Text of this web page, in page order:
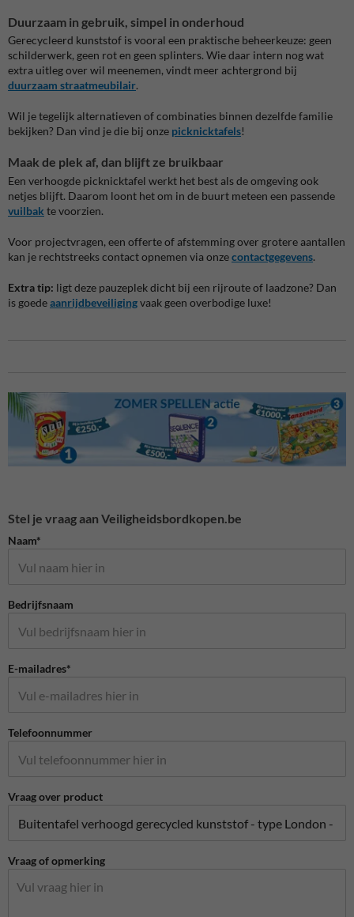
Duurzaam in gebruik, simpel in onderhoud
Gerecycleerd kunststof is vooral een praktische beheerkeuze: geen
schilderwerk, geen rot en geen splinters. Wie daar intern nog wat
extra uitleg over wil meenemen, vindt meer achtergrond bij
duurzaam straatmeubilair.
Wil je tegelijk alternatieven of combinaties binnen dezelfde familie
bekijken? Dan vind je die bij onze picknicktafels!
Maak de plek af, dan blijft ze bruikbaar
Een verhoogde picknicktafel werkt het best als de omgeving ook
netjes blijft. Daarom loont het om in de buurt meteen een passende
vuilbak te voorzien.
Voor projectvragen, een offerte of afstemming over grotere aantallen
kan je rechtstreeks contact opnemen via onzecontactgegevens.
Extra tip: ligt deze pauzeplek dicht bij een rijroute of laadzone? Dan
is goedeaanrijdbeveiligingvaak geen overbodige luxe!
Stel je vraag aan Veiligheidsbordkopen.be
Naam*
Bedrijfsnaam
E-mailadres*
Telefoonnummer
Vraag over product
Vraag of opmerking